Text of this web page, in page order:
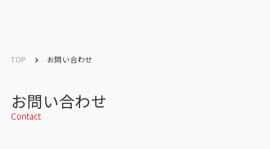
TOP お問い合わせ
お問い合わせ
Contact